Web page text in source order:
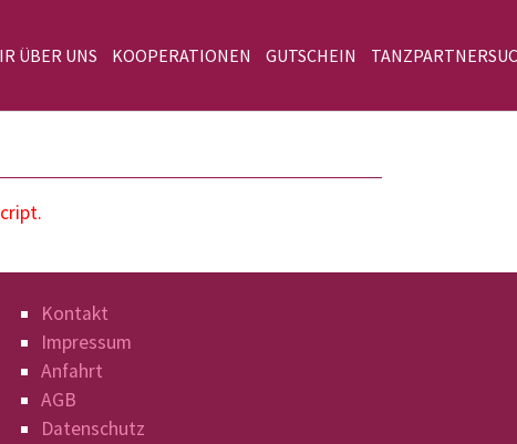
ÜBER UNS KOOPERATIONEN GUTSCHEIN
Kontakt
Impressum
Anfahrt
AGB
Datenschutz